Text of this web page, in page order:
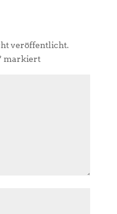
veröffentlicht.
markiert